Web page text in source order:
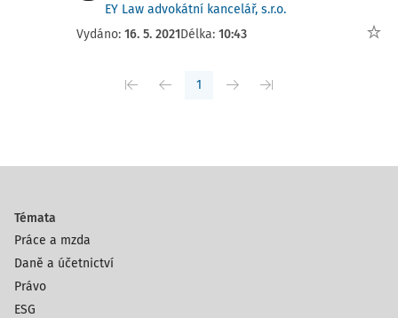
EY Law advokátní kancelář, s.r.o.
Vydáno: 16. 5. 2021Délka: 10:43
1
Témata
Práce a mzda
Daně a účetnictví
Právo
ESG